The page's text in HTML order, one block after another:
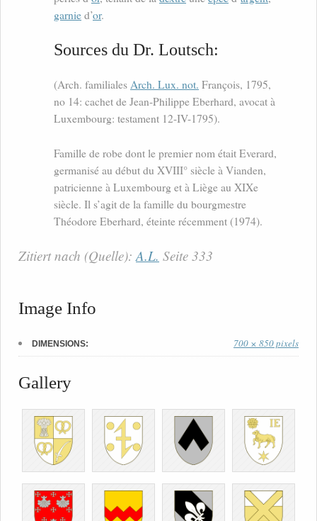
garnie d’or.
Sources du Dr. Loutsch:
(Arch. familiales Arch. Lux. not. François, 1795,
no 14: cachet de Jean-Philippe Eberhard, avocat à
Luxembourg: testament 12-IV-1795).
Famille de robe dont le premier nom était Everard,
germanisé au début du XVIII° siècle à Vianden,
patricienne à Luxembourg et à Liège au XIXe
siècle. Il s’agit de la famille du bourgmestre
Théodore Eberhard, éteinte récemment (1974).
Zitiert nach (Quelle):A.L. Seite 333
Image Info
DIMENSIONS: 700 × 850 pixels
Gallery